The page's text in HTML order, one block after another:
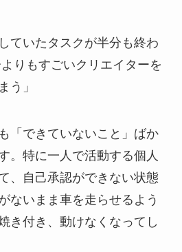
ていたタスクが半分も終わ
りもすごいクリエイターを
う」
「できていないこと」ばか
。特に一人で活動する個人
、自己承認ができない状態
ないまま車を走らせるよう
き付き、動けなくなってし